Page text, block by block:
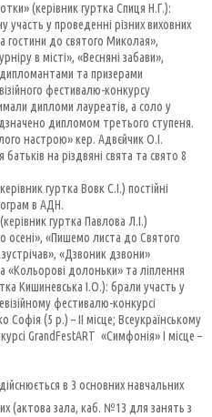
(керівник гуртка Спиця Н.Г.):
у проведенні різних виховних
гостини до святого Миколая»,
в місті», «Весняні забави»,
та призерами
фестивалю-конкурсу
дипломи лауреатів, а соло у
дипломом третього ступеня.
настрою» кер. Адвєйчик О.І.
на різдвяні свята та свято 8
гуртка Вовк С.І.) постійні
в АДН.
гуртка Павлова Л.І.)
осені», «Пишемо листа до Святого
«Дзвоник дзвони»
«Кольорові долоньки» та ліплення
Кишиневська І.О.): брали участь у
фестивалю-конкурсі
(5 р.) – ІІ місце; Всеукраїнському
GrandFestART «Симфонія» І місце –
в 3 основних навчальних
(актова зала, каб. №13 для занять з